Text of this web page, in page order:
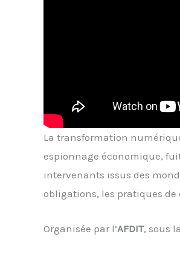
La transformation
espionnage économique,
intervenants issus des
obligations, les pratiques
Organisée par l’AFDIT, sous